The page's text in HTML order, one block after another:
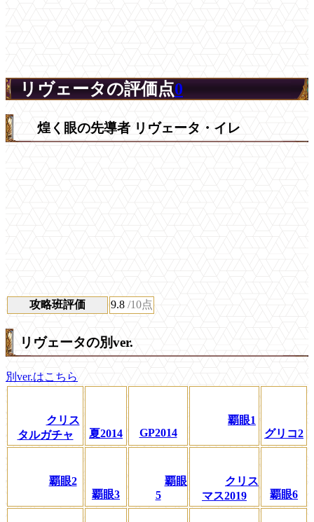
リヴェータの評価点0
煌く眼の先導者 リヴェータ・イレ
攻略班評価 9.8 /10点
リヴェータの別ver.
別ver.はこちら
クリス
タルガチャ
夏2014 GP2014
覇眼1
グリコ2
覇眼2
覇眼3
覇眼
5
クリス
マス2019
覇眼6